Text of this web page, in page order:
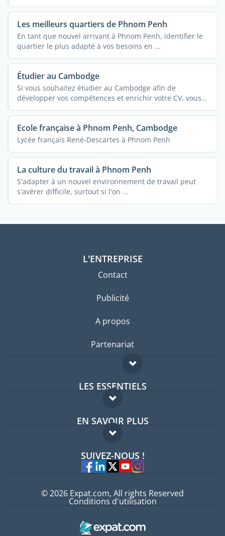
Les meilleurs quartiers de Phnom Penh
En tant que nouvel arrivant à Phnom Penh, identifier le
quartier le plus adapté à vos besoins en ...
Étudier au Cambodge
Si vous souhaitez étudier au Cambodge afin de
développer vos compétences et enrichir votre CV, vous
...
Ecole française à Phnom Penh, Cambodge
Lycée français René-Descartes à Phnom Penh
La culture du travail à Phnom Penh
S'adapter à un nouvel environnement de travail peut
s'avérer difficile, surtout si l'on ...
L'ENTREPRISE
Contact
Publicité
A propos
Partenariat
LES ESSENTIELS
Forum expatriés
Guides pays
EN SAVOIR PLUS
FAQ
Experts
SUIVEZ-NOUS !
© 2026 Expat.com, All rights Reserved
Conditions d'utilisation